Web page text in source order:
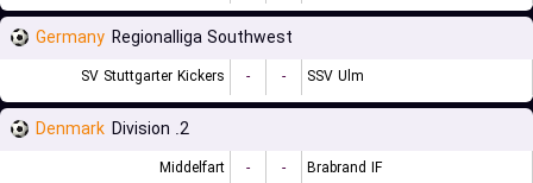
Germany Regionalliga Southwest
SV Stuttgarter Kickers - - SSV Ulm
Denmark 2. Division
Middelfart - -
Brabrand IF